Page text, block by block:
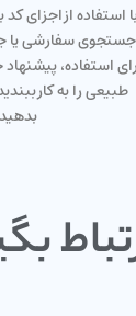
استفاده از اجزای
جستجوی سفارشی یا
استفاده،
طبیعی را به کار